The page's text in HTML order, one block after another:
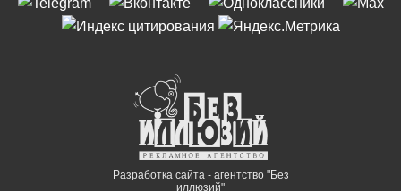
Разработка сайта - агентство "Без
иллюзий"